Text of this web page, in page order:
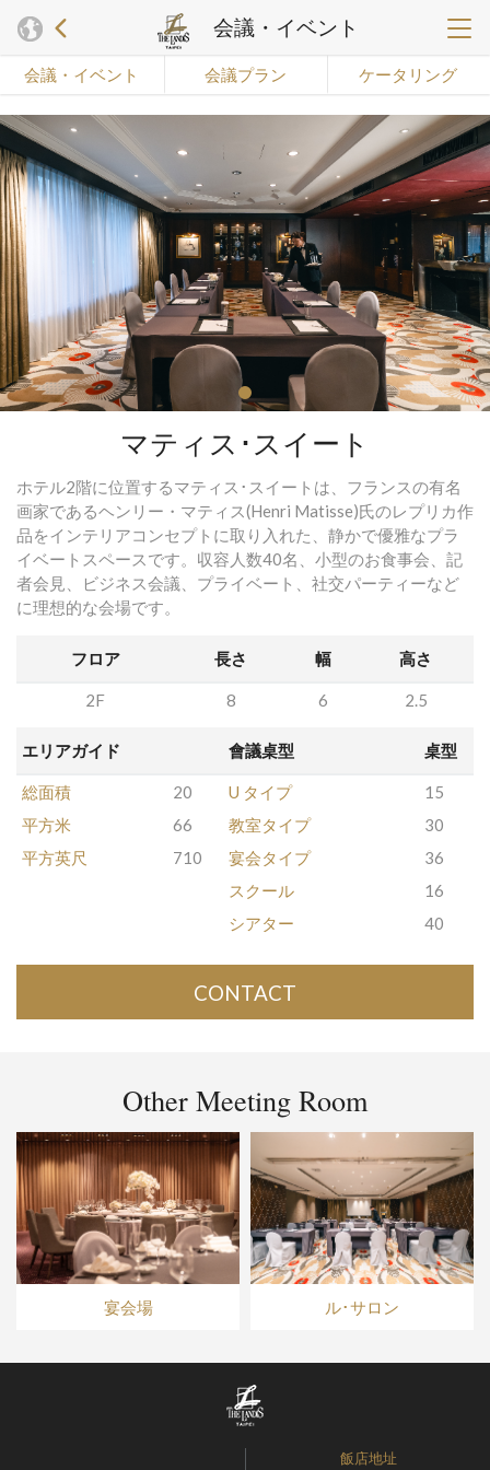
会議・イベント
会議・イベント 会議プラン ケータリング
マティス･スイート
ホテル2階に位置するマティス･スイートは、フランスの有名
画家であるヘンリー・マティス(Henri Matisse)氏のレプリカ作
品をインテリアコンセプトに取り入れた、静かで優雅なプラ
イベートスペースです。収容人数40名、小型のお食事会、記
者会見、ビジネス会議、プライベート、社交パーティーなど
に理想的な会場です。
フロア 長さ 幅 高さ
2F 8 6 2.5
エリアガイド 會議桌型 桌型
総面積 20 U タイプ
15
平方米
66 教室タイプ
30
平方英尺
710 宴会タイプ
36
スクール
16
シアター
40
CONTACT
Other Meeting Room
宴会場 ル･サロン
飯店地址